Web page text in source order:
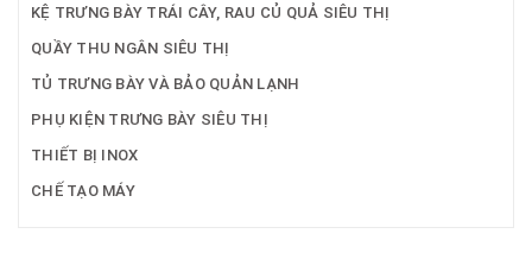
KỆ TRƯNG BÀY TRÁI CÂY, RAU CỦ QUẢ SIÊU THỊ
QUẦY THU NGÂN SIÊU THỊ
TỦ TRƯNG BÀY VÀ BẢO QUẢN LẠNH
PHỤ KIỆN TRƯNG BÀY SIÊU THỊ
THIẾT BỊ INOX
CHẾ TẠO MÁY